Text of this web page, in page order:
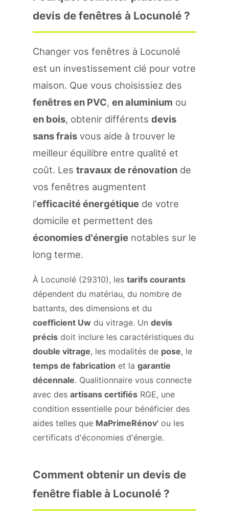
devis de fenêtres à Locunolé ?
Changer vos fenêtres à Locunolé
est un investissement clé pour votre
maison. Que vous choisissiez des
fenêtres en PVC, en aluminium ou
en bois, obtenir différents devis
sans frais vous aide à trouver le
meilleur équilibre entre qualité et
coût. Les travaux de rénovation de
vos fenêtres augmentent
l'efficacité énergétique de votre
domicile et permettent des
économies d'énergie notables sur le
long terme.
À Locunolé (29310), les tarifs courants
dépendent du matériau, du nombre de
battants, des dimensions et du
coefficient Uw du vitrage. Un devis
précis doit inclure les caractéristiques du
double vitrage, les modalités de pose, le
temps de fabrication et la garantie
décennale. Qualitionnaire vous connecte
avec des artisans certifiés RGE, une
condition essentielle pour bénéficier des
aides telles que MaPrimeRénov' ou les
certificats d'économies d'énergie.
Comment obtenir un devis de
fenêtre fiable à Locunolé ?